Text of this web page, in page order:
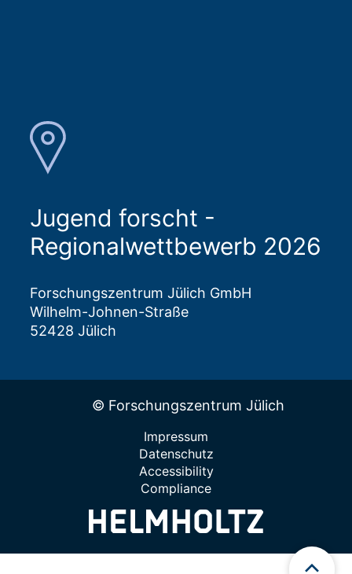
Jugend forscht -
Regionalwettbewerb 2026
Forschungszentrum Jülich GmbH
Wilhelm-Johnen-Straße
52428 Jülich
© Forschungszentrum Jülich
Impressum
Datenschutz
Accessibility
Compliance